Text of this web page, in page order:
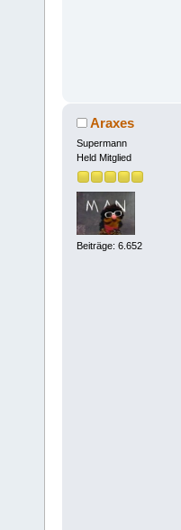
Araxes
Supermann
Held Mitglied
Beiträge: 6.652